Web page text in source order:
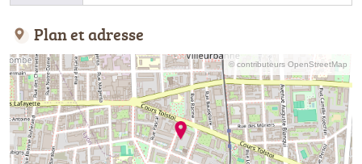
Plan et adresse
© contributeurs OpenStreetMap